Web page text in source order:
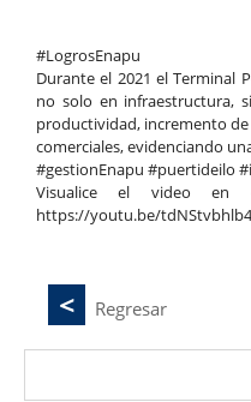
#LogrosEnapu
Durante el 2021 el Terminal
no solo en infraestructura,
productividad, incremento
comerciales, evidenciando
#gestionEnapu #puertideilo
Visualice el video en
https://youtu.be/tdNStvbhlb4
Regresar